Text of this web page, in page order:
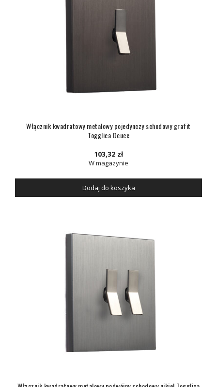
Włącznik kwadratowy metalowy pojedynczy schodowy grafit
Togglica Deuce
103,32 zł
W magazynie
Dodaj do koszyka